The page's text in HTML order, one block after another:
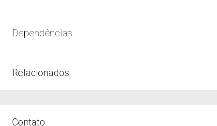
Dependências
Relacionados
Contato